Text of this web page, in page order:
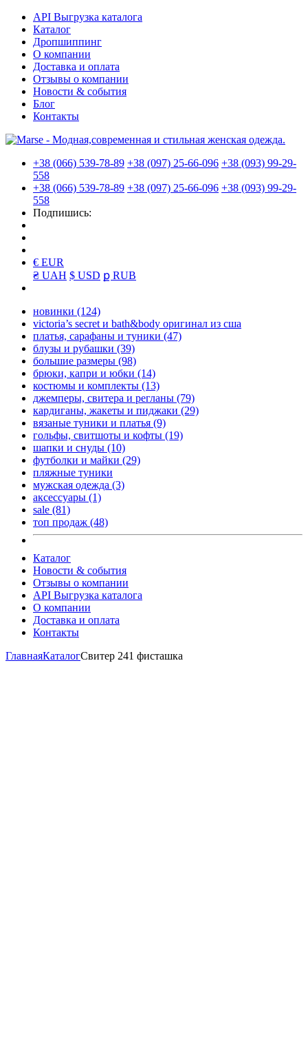
API Выгрузка каталога
Каталог
Дропшиппинг
О компании
Доставка и оплата
Отзывы о компании
Новости & события
Блог
Контакты
+38 (066) 539-78-89 +38 (097) 25-66-096 +38 (093) 99-29-
558
+38 (066) 539-78-89 +38 (097) 25-66-096 +38 (093) 99-29-
558
Подпишись:
€ EUR
₴ UAH $ USD ք RUB
новинки (124)
victoria’s secret и bath&body оригинал из сша
платья, сарафаны и туники (47)
блузы и рубашки (39)
большие размеры (98)
брюки, капри и юбки (14)
костюмы и комплекты (13)
джемперы, свитера и регланы (79)
кардиганы, жакеты и пиджаки (29)
вязаные туники и платья (9)
гольфы, свитшоты и кофты (19)
шапки и снуды (10)
футболки и майки (29)
пляжные туники
мужская одежда (3)
аксессуары (1)
sale (81)
топ продаж (48)
Каталог
Новости & события
Отзывы о компании
API Выгрузка каталога
О компании
Доставка и оплата
Контакты
ГлавнаяКаталогСвитер 241 фисташка